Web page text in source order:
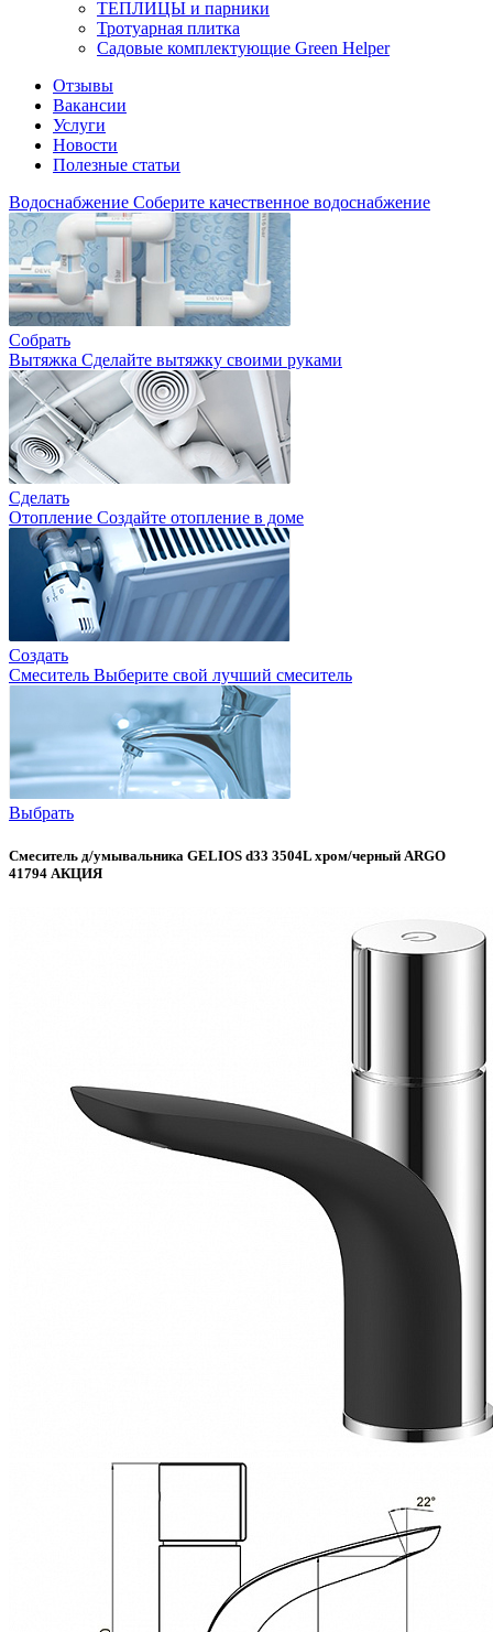
ТЕПЛИЦЫ и парники
Тротуарная плитка
Садовые комплектующие Green Helper
Отзывы
Вакансии
Услуги
Новости
Полезные статьи
Водоснабжение Соберите качественное водоснабжение
Собрать
Вытяжка Сделайте вытяжку своими руками
Сделать
Отопление Создайте отопление в доме
Создать
Смеситель Выберите свой лучший смеситель
Выбрать
Смеситель д/умывальника GELIOS d33 3504L хром/черный ARGO
41794 АКЦИЯ